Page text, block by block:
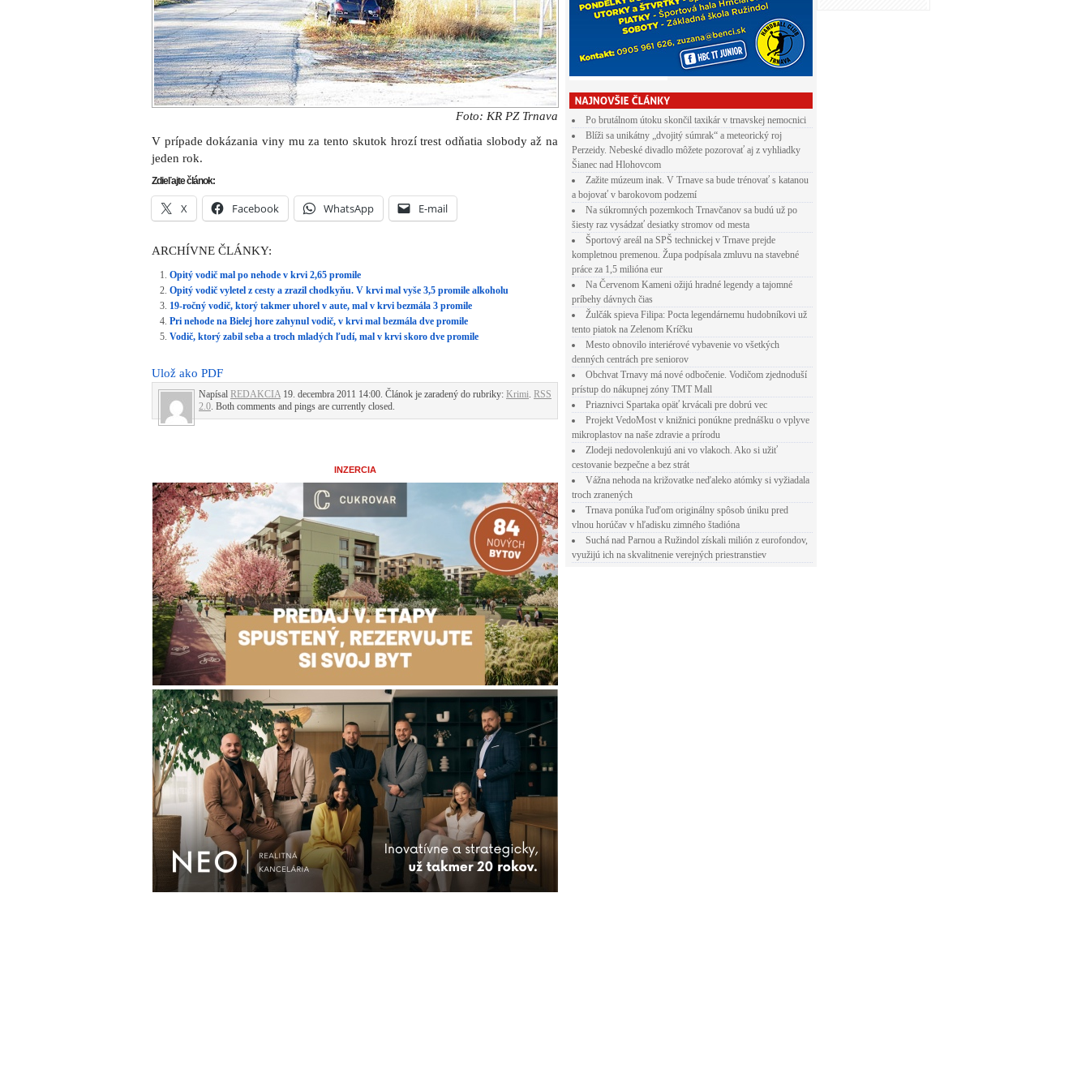
Foto: KR PZ Trnava
V prípade dokázania viny mu za tento skutok hrozí trest odňatia slobody až na
jeden rok.
Zdieľajte článok:
X Facebook WhatsApp E-mail
ARCHÍVNE ČLÁNKY:
Opitý vodič mal po nehode v krvi 2,65 promile
Opitý vodič vyletel z cesty a zrazil chodkyňu. V krvi mal vyše 3,5 promile alkoholu
19-ročný vodič, ktorý takmer uhorel v aute, mal v krvi bezmála 3 promile
Pri nehode na Bielej hore zahynul vodič, v krvi mal bezmála dve promile
Vodič, ktorý zabil seba a troch mladých ľudí, mal v krvi skoro dve promile
Ulož ako PDF
Napísal REDAKCIA 19. decembra 2011 14:00. Článok je zaradený do rubriky: Krimi. RSS
2.0. Both comments and pings are currently closed.
INZERCIA
Po brutálnom útoku skončil taxikár v trnavskej nemocnici
Blíži sa unikátny „dvojitý súmrak“ a meteorický roj
Perzeidy. Nebeské divadlo môžete pozorovať aj z vyhliadky
Šianec nad Hlohovcom
Zažite múzeum inak. V Trnave sa bude trénovať s katanou
a bojovať v barokovom podzemí
Na súkromných pozemkoch Trnavčanov sa budú už po
šiesty raz vysádzať desiatky stromov od mesta
Športový areál na SPŠ technickej v Trnave prejde
kompletnou premenou. Župa podpísala zmluvu na stavebné
práce za 1,5 milióna eur
Na Červenom Kameni ožijú hradné legendy a tajomné
príbehy dávnych čias
Žulčák spieva Filipa: Pocta legendárnemu hudobníkovi už
tento piatok na Zelenom Kríčku
Mesto obnovilo interiérové vybavenie vo všetkých
denných centrách pre seniorov
Obchvat Trnavy má nové odbočenie. Vodičom zjednoduší
prístup do nákupnej zóny TMT Mall
Priaznivci Spartaka opäť krvácali pre dobrú vec
Projekt VedoMost v knižnici ponúkne prednášku o vplyve
mikroplastov na naše zdravie a prírodu
Zlodeji nedovolenkujú ani vo vlakoch. Ako si užiť
cestovanie bezpečne a bez strát
Vážna nehoda na križovatke neďaleko atómky si vyžiadala
troch zranených
Trnava ponúka ľuďom originálny spôsob úniku pred
vlnou horúčav v hľadisku zimného štadióna
Suchá nad Parnou a Ružindol získali milión z eurofondov,
využijú ich na skvalitnenie verejných priestranstiev